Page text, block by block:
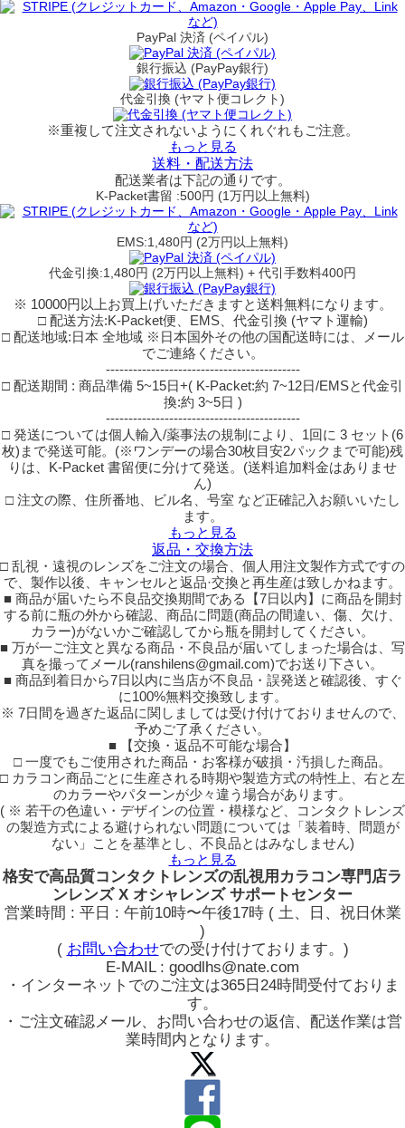
PayPal 決済 (ペイパル)
銀行振込 (PayPay銀行)
代金引換 (ヤマト便コレクト)
※重複して注文されないようにくれぐれもご注意。
もっと見る
送料・配送方法
配送業者は下記の通りです。
K-Packet書留 :500円 (1万円以上無料)
EMS:1,480円 (2万円以上無料)
代金引換:1,480円 (2万円以上無料) + 代引手数料400円
※ 10000円以上お買上げいただきますと送料無料になります。
□ 配送方法:K-Packet便、EMS、代金引換 (ヤマト運輸)
□ 配送地域:日本 全地域 ※日本国外その他の国配送時には、メール
でご連絡ください。
-------------------------------------------
□ 配送期間 : 商品準備 5~15日+( K-Packet:約 7~12日/EMSと代金引
換:約 3~5日 )
-------------------------------------------
□ 発送については個人輸入/薬事法の規制により、1回に 3 セット(6
枚)まで発送可能。(※ワンデーの場合30枚目安2パックまで可能)残
りは、K-Packet 書留便に分けて発送。(送料追加料金はありませ
ん)
□ 注文の際、住所番地、ビル名、号室 など正確記入お願いいたし
ます。
もっと見る
返品・交換方法
□ 乱視・遠視のレンズをご注文の場合、個人用注文製作方式ですの
で、製作以後、キャンセルと返品·交換と再生産は致しかねます。
■ 商品が届いたら不良品交換期間である【7日以内】に商品を開封
する前に瓶の外から確認、商品に問題(商品の間違い、傷、欠け、
カラー)がないかご確認してから瓶を開封してください。
■ 万が一ご注文と異なる商品・不良品が届いてしまった場合は、写
真を撮ってメール(ranshilens@gmail.com)でお送り下さい。
■ 商品到着日から7日以内に当店が不良品・誤発送と確認後、すぐ
に100%無料交換致します。
※ 7日間を過ぎた返品に関しましては受け付けておりませんので、
予めご了承ください。
■ 【交換・返品不可能な場合】
□ 一度でもご使用された商品・お客様が破損・汚損した商品。
□ カラコン商品ごとに生産される時期や製造方式の特性上、右と左
のカラーやパターンが少々違う場合があります。
( ※ 若干の色違い・デザインの位置・模様など、コンタクトレンズ
の製造方式による避けられない問題については「装着時、問題が
ない」ことを基準とし、不良品とはみなしません)
もっと見る
格安で高品質コンタクトレンズの乱視用カラコン専門店ラ
ンレンズ X オシャレンズ サポートセンター
営業時間 : 平日 : 午前10時〜午後17時 ( 土、日、祝日休業
)
( お問い合わせでの受け付けております。)
E-MAIL : goodlhs@nate.com
・インターネットでのご注文は365日24時間受付ておりま
す。
・ご注文確認メール、お問い合わせの返信、配送作業は営
業時間内となります。